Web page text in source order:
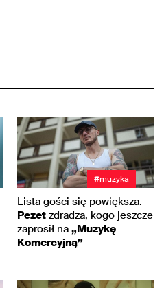
#muzyka
Lista gości się powiększa.
Pezet zdradza, kogo jeszcze
zaprosił na „Muzykę
Komercyjną”